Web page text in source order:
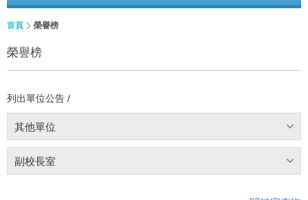
首頁 榮譽榜
榮譽榜
列出單位公告 /
其他單位
副校長室